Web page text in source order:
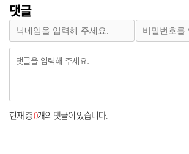
댓글
현재 총0개의 댓글이 있습니다.